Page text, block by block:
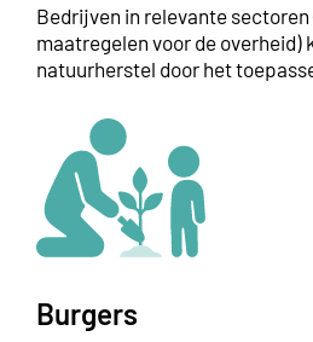
Bedrijven in relevante
maatregelen voor de overheid)
natuurherstel door het
Burgers